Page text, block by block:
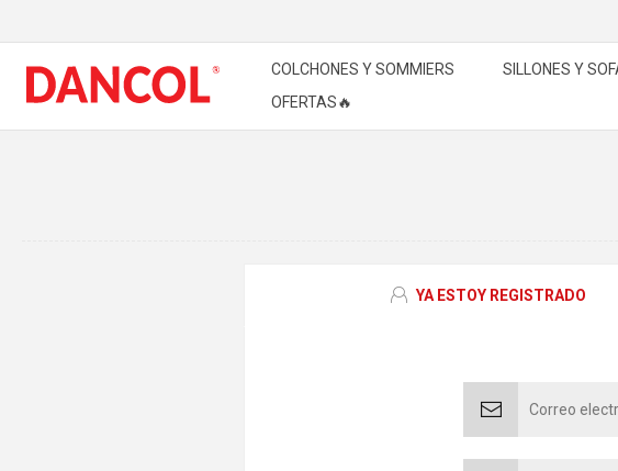
COLCHONES Y SOMMIERS SILLONES Y
OFERTAS🔥
YA ESTOY REGISTRADO